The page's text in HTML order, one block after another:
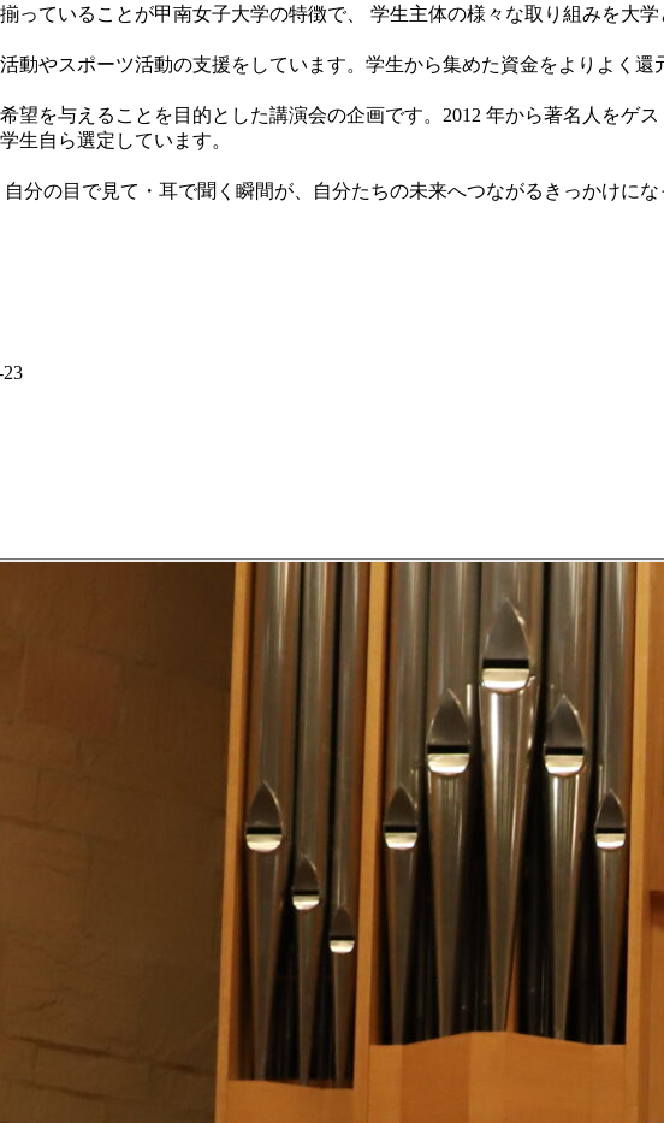
っていることが甲南女子大学の特徴で、
学生主体の様々な取り組みを大学
動やスポーツ活動の支援をしています。学生から集めた資金をよりよく還
望を与えることを目的とした講演会の企画です。2012 年から著名人をゲ
生自ら選定しています。
自分の目で見て ・耳で聞く瞬間が、自分たちの未来へつながるきっかけに